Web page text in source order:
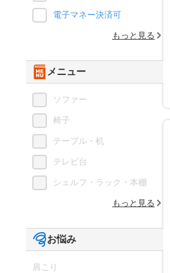
電子マネー決済可
もっと見る
メニュー
ソファー
椅子
テーブル・机
テレビ台
シェルフ・ラック・本棚
もっと見る
お悩み
肩こり